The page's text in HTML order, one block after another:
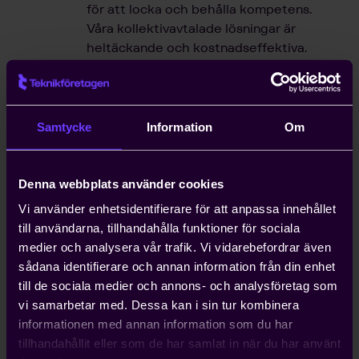
Samtycke Information Om
Denna webbplats använder cookies
Vi använder enhetsidentifierare för att anpassa innehållet
till användarna, tillhandahålla funktioner för sociala
medier och analysera vår trafik. Vi vidarebefordrar även
sådana identifierare och annan information från din enhet
till de sociala medier och annons- och analysföretag som
vi samarbetar med. Dessa kan i sin tur kombinera
informationen med annan information som du har
tillhandahållit eller som de har samlat in när du har använt
för att locka och behålla kompetens.
Våra kollektivavtalade lösningar är
heltäckande och kostnadseffektiva.
Hjälp med snabb handläggning
av arbetstillstånd
Kompetensförsörjning är ett växande
anställa icke-EU-medborgare kan ta upp
till ett år. Teknikföretagen kan ordna
arbetstillstånd på tio dagar.
Hjälp med att driva viktiga
näringspolitiska frågor
Vi bedriver påverkans- och
opinionsarbete i Sverige och EU för att